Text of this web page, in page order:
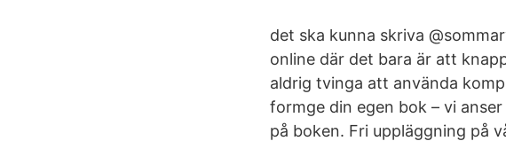
det ska kunna skriva
online där det bara är att
aldrig tvinga att använda
formge din egen bok – vi
på boken. Fri uppläggning på